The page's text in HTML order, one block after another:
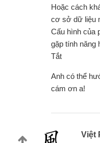
Hoặc cách
cơ sở dữ liệu
Cấu hình của
gặp tính năng
Tắt
Anh có thể
cám ơn a!
Việt